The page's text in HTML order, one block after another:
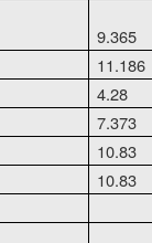
9.365
11.186
4.28
7.373
10.83
10.83